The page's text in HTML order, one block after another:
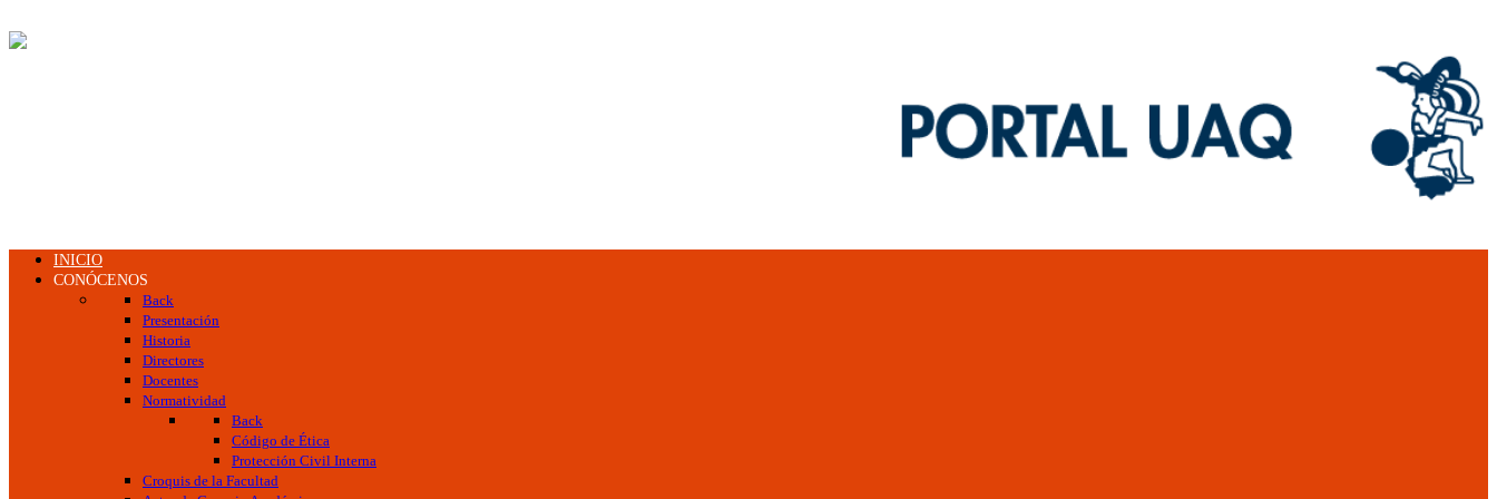
INICIO
CONÓCENOS
Back
Presentación
Historia
Directores
Docentes
Normatividad
Back
Código de Ética
Protección Civil Interna
Croquis de la Facultad